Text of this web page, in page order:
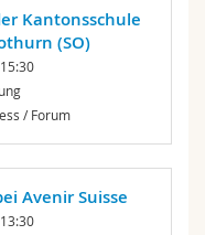
Kantonsschule
(SO)
/ Forum
Avenir Suisse